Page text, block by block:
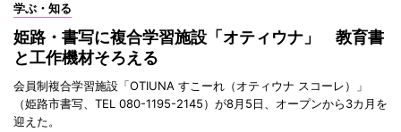
学ぶ・知る
姫路・書写に複合学習施設「オティウナ」 教育書
と工作機材そろえる
会員制複合学習施設「OTIUNA すこーれ（オティウナ スコーレ）」
（姫路市書写、TEL 080-1195-2145）が8月5日、オープンから3カ月を
迎えた。